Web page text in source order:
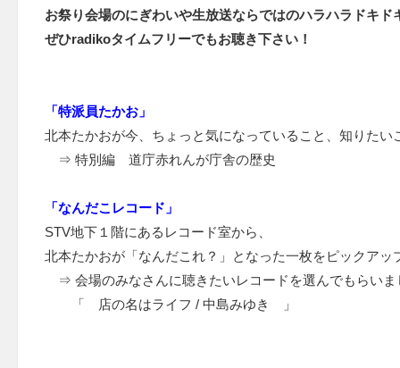
お祭り会場のにぎわいや生放送ならではのハラハラドキド
ぜひradikoタイムフリーでもお聴き下さい！
「特派員たかお」
北本たかおが今、ちょっと気になっていること、知りたい
⇒ 特別編 道庁赤れんが庁舎の歴史
「なんだこレコード」
STV地下１階にあるレコード室から、
北本たかおが「なんだこれ？」となった一枚をピックアッ
⇒ 会場のみなさんに聴きたいレコードを選んでもらいま
「 店の名はライフ / 中島みゆき 」